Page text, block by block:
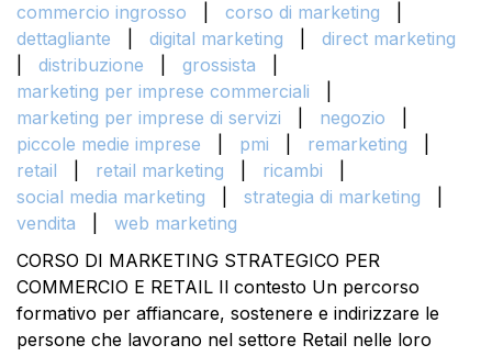
commercio ingrosso
corso di marketing
dettagliante
digital marketing
direct marketing
distribuzione grossista
marketing per imprese commerciali
marketing per imprese di servizi
negozio
piccole medie imprese
pmi remarketing
retail
retail marketing ricambi
social media marketing
strategia di marketing
vendita
web marketing
CORSO DI MARKETING STRATEGICO PER
COMMERCIO E RETAIL Il contesto Un percorso
formativo per affiancare, sostenere e indirizzare le
persone che lavorano nel settore Retail nelle loro